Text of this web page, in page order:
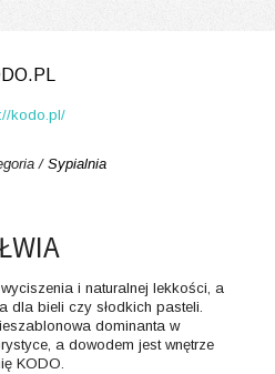
kodo.pl/
/Sypialnia
i naturalnej lekkości, a
dla bieli czy słodkich pasteli.
dominanta w
a dowodem jest wnętrze
KODO.